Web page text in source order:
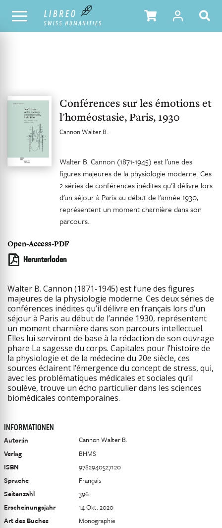
UNSER KATALOG INHALTSVERZEICHNIS
Conférences sur les émotions et
l'homéostasie, Paris, 1930
Cannon Walter B.
Walter B. Cannon (1871-1945) est l’une des
figures majeures de la physiologie moderne. Ces
2 séries de conférences inédites qu’il délivre lors
d’un séjour à Paris au début de l’année 1930,
représentent un moment charnière dans son
parcours.
Open-Access-PDF
Herunterladen
Walter B. Cannon (1871-1945) est l’une des figures
majeures de la physiologie moderne. Ces deux séries de
conférences inédites qu’il délivre en français lors d’un
séjour à Paris au début de l’année 1930, représentent
un moment charnière dans son parcours intellectuel.
Elles lui serviront de base à la rédaction de son ouvrage
phare La sagesse du corps. Capitales pour l’histoire de
la physiologie et de la médecine du 20e siècle, ces
sources éclairent l’émergence du concept de stress, qui,
avec les problématiques médicales et sociales qu’il
soulève, trouve un écho particulier dans les sciences
biomédicales contemporaines.
INFORMATIONEN
Autor:in
Cannon Walter B.
Verlag
BHMS
ISBN
9782940527120
Sprache
Français
Seitenzahl
396
Erscheinungsjahr
14 Okt. 2020
Art des Buches
Monographie